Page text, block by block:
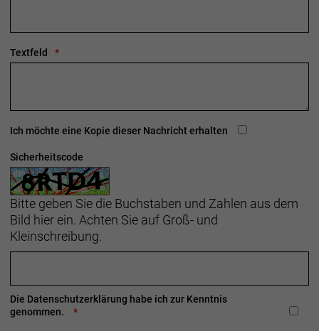
Textfeld
Ich möchte eine Kopie dieser Nachricht erhalten
Sicherheitscode
Bitte geben Sie die Buchstaben und Zahlen aus dem
Bild hier ein. Achten Sie auf Groß- und
Kleinschreibung.
Die Datenschutzerklärung habe ich zur Kenntnis
genommen.